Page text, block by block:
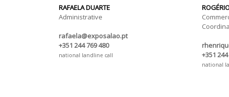
RAFAELA DUARTE
Administrative
rafaela@exposalao.pt
+351 244 769 480
national landline call
+351
national